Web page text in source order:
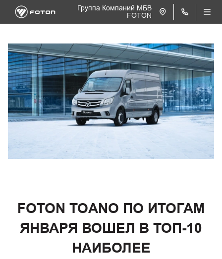
Группа Компаний МБВ
FOTON
FOTON TOANO ПО ИТОГАМ
ЯНВАРЯ ВОШЕЛ В ТОП-10
НАИБОЛЕЕ